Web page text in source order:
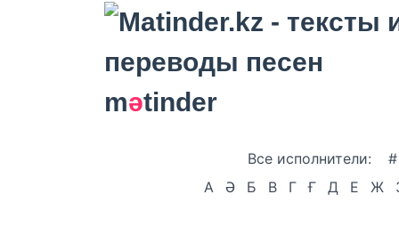
mәtinder
Все исполнители:
#
А
Ә Б В Г Ғ Д Е Ж